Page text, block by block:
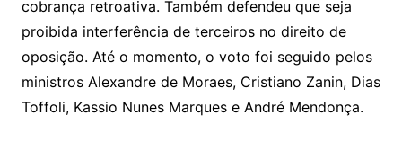
cobrança retroativa. Também defendeu que seja
proibida interferência de terceiros no direito de
oposição. Até o momento, o voto foi seguido pelos
ministros Alexandre de Moraes, Cristiano Zanin, Dias
Toffoli, Kassio Nunes Marques e André Mendonça.